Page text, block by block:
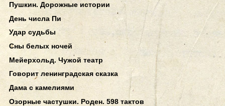
Пушкин. Дорожные истории
День числа Пи
Удар судьбы
Сны белых ночей
Мейерхольд. Чужой театр
Говорит ленинградская сказка
Дама с камелиями
Озорные частушки. Роден. 598 тактов